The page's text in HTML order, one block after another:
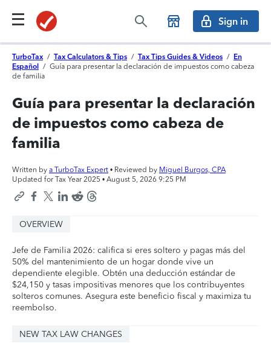
Sign in
TurboTax / Tax Calculators & Tips / Tax Tips Guides & Videos / En
Español
/ Guía para presentar la declaración de impuestos como cabeza
de familia
Guía para presentar la declaración
de impuestos como cabeza de
familia
Written by a TurboTax Expert • Reviewed by Miguel Burgos, CPA
Updated for Tax Year 2025 • August 5, 2026 9:25 PM
OVERVIEW
Jefe de Familia 2026: califica si eres soltero y pagas más del
50% del mantenimiento de un hogar donde vive un
dependiente elegible. Obtén una deducción estándar de
$24,150 y tasas impositivas menores que los contribuyentes
solteros comunes. Asegura este beneficio fiscal y maximiza tu
reembolso.
NEW TAX LAW CHANGES